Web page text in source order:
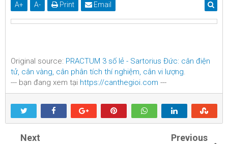
A+ A- Print Email
Original source: PRACTUM 3 số lẻ - Sartorius Đức: cân điện
tử, cân vàng, cân phân tích thí nghiệm, cân vi lượng.
--- bạn đang xem tại https://canthegioi.com ---
Next Previous